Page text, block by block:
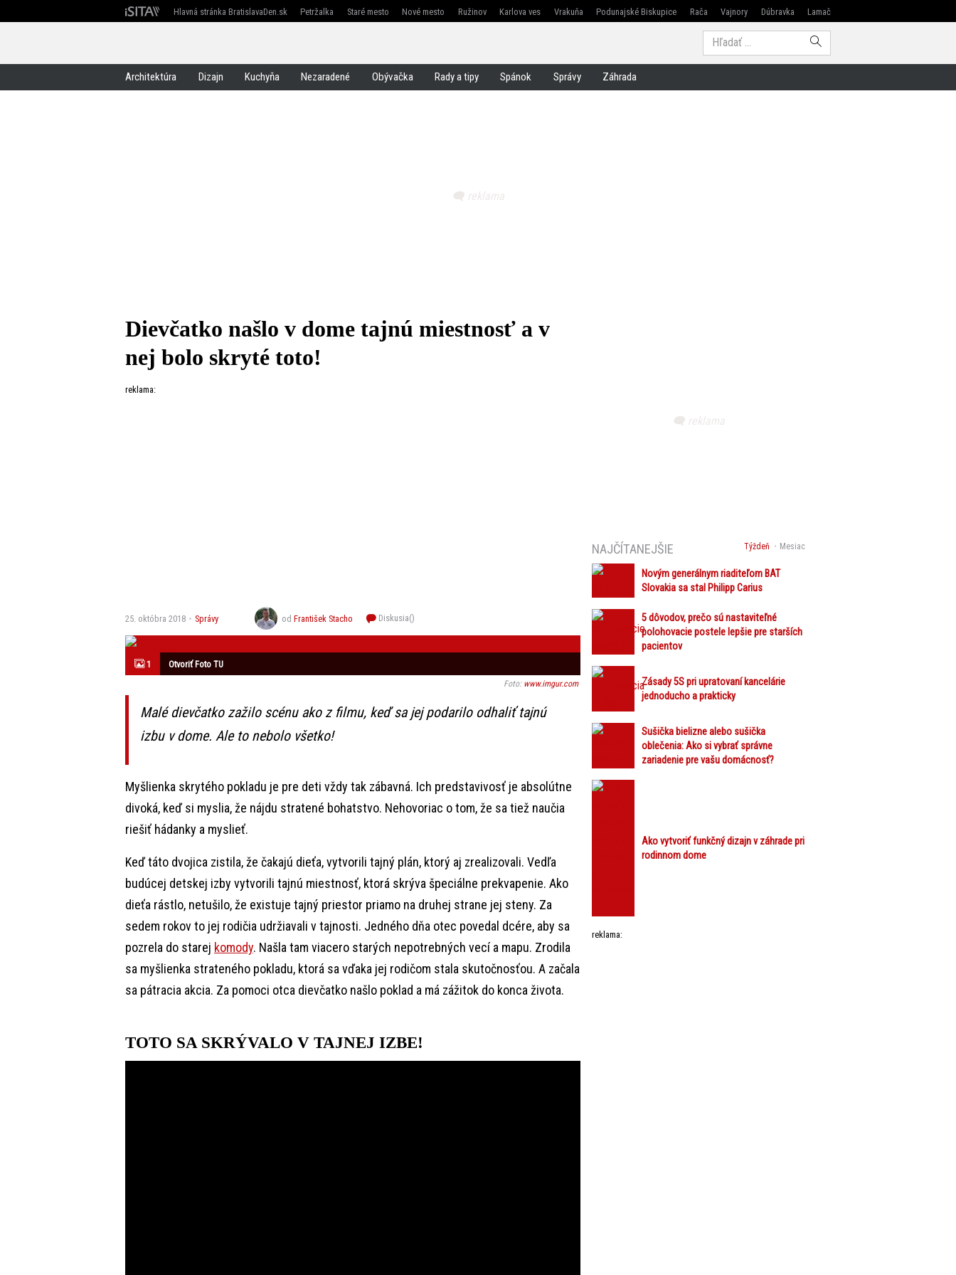
Hlavná stránka BratislavaDen.sk Petržalka Staré mesto Nové mesto Ružinov Karlova ves Vrakuňa Podunajské Biskupice Rača Vajnory Dúbravka
Lamač
Hľadať:
Architektúra Dizajn Kuchyňa Nezaradené Obývačka Rady a tipy Spánok Správy Záhrada
Dievčatko našlo v dome tajnú miestnosť a v
nej bolo skryté toto!
reklama:
25. októbra 2018 Správy odFrantišek Stacho Diskusia()
1 Otvoriť Foto TU
Foto: www.imgur.com
Malé dievčatko zažilo scénu ako z filmu, keď sa jej podarilo odhaliť tajnú
izbu v dome. Ale to nebolo všetko!
Myšlienka skrytého pokladu je pre deti vždy tak zábavná. Ich predstavivosť je absolútne
divoká, keď si myslia, že nájdu stratené bohatstvo. Nehovoriac o tom, že sa tiež naučia
riešiť hádanky a myslieť.
Keď táto dvojica zistila, že čakajú dieťa, vytvorili tajný plán, ktorý aj zrealizovali. Vedľa
budúcej detskej izby vytvorili tajnú miestnosť, ktorá skrýva špeciálne prekvapenie. Ako
dieťa rástlo, netušilo, že existuje tajný priestor priamo na druhej strane jej steny. Za
sedem rokov to jej rodičia udržiavali v tajnosti. Jedného dňa otec povedal dcére, aby sa
pozrela do starej komody. Našla tam viacero starých nepotrebných vecí a mapu. Zrodila
sa myšlienka strateného pokladu, ktorá sa vďaka jej rodičom stala skutočnosťou. A začala
sa pátracia akcia. Za pomoci otca dievčatko našlo poklad a má zážitok do konca života.
TOTO SA SKRÝVALO V TAJNEJ IZBE!
Týždeň Mesiac
NAJČÍTANEJŠIE
Novým generálnym riaditeľom BAT
Slovakia sa stal Philipp Carius
5 dôvodov, prečo sú nastaviteľné
polohovacie postele lepšie pre starších
pacientov
Zásady 5S pri upratovaní kancelárie
jednoducho a prakticky
Sušička bielizne alebo sušička
oblečenia: Ako si vybrať správne
zariadenie pre vašu domácnosť?
Ako vytvoriť funkčný dizajn v záhrade pri
rodinnom dome
reklama: